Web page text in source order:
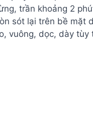
trần khoảng 2
sót lại trên bề mặt
vuông, dọc, dày tùy